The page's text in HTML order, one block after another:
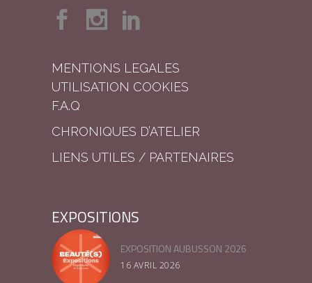
MENTIONS LEGALES
UTILISATION COOKIES
F.A.Q
CHRONIQUES D’ATELIER
LIENS UTILES / PARTENAIRES
EXPOSITIONS
EXPOSITION AUBUSSON 2026
16 AVRIL 2026